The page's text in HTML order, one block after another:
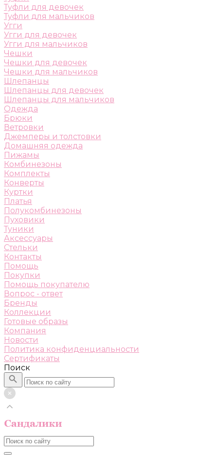
Туфли для девочек
Туфли для мальчиков
Угги
Угги для девочек
Угги для мальчиков
Чешки
Чешки для девочек
Чешки для мальчиков
Шлепанцы
Шлепанцы для девочек
Шлепанцы для мальчиков
Одежда
Брюки
Ветровки
Джемперы и толстовки
Домашняя одежда
Пижамы
Комбинезоны
Комплекты
Конверты
Куртки
Платья
Полукомбинезоны
Пуховики
Туники
Аксессуары
Стельки
Контакты
Помощь
Покупки
Помощь покупателю
Вопрос - ответ
Бренды
Коллекции
Готовые образы
Компания
Новости
Политика конфиденциальности
Сертификаты
Поиск